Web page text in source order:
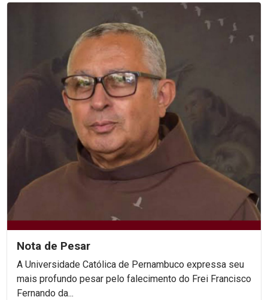
Nota de Pesar
A Universidade Católica de Pernambuco expressa seu
mais profundo pesar pelo falecimento do Frei Francisco
Fernando da...